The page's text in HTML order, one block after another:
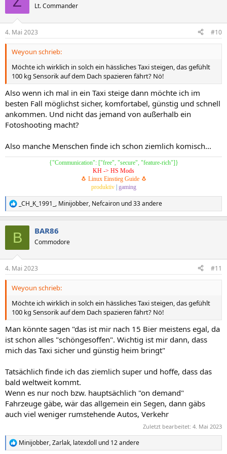
e
n
Lt. Commander
4. Mai 2023 #10
Weyoun schrieb:
Möchte ich wirklich in solch ein hässliches Taxi steigen, das gefühlt
100 kg Sensorik auf dem Dach spazieren fährt? Nö!
Also wenn ich mal in ein Taxi steige dann möchte ich im
besten Fall möglichst sicher, komfortabel, günstig und schnell
ankommen. Und nicht das jemand von außerhalb ein
Fotoshooting macht?
Also manche Menschen finde ich schon ziemlich komisch...
{"Communication": ["free", "secure", "feature-rich"]}
KH -> HS Mods
🐧 Linux Einstieg Guide 🐧
produktiv| gaming
R
e
e
n
_CH_K_1991_ , Minijobber, Nefcairon und 33 andere
B BAR86
Commodore
4. Mai 2023 #11
Weyoun schrieb:
Möchte ich wirklich in solch ein hässliches Taxi steigen, das gefühlt
100 kg Sensorik auf dem Dach spazieren fährt? Nö!
Man könnte sagen "das ist mir nach 15 Bier meistens egal, da
ist schon alles "schöngesoffen". Wichtig ist mir dann, dass
mich das Taxi sicher und günstig heim bringt"
Tatsächlich finde ich das ziemlich super und hoffe, dass das
bald weltweit kommt.
Wenn es nur noch bzw. hauptsächlich "on demand"
Fahrzeuge gäbe, wär das allgemein ein Segen, dann gäbs
auch viel weniger rumstehende Autos, Verkehr
Zuletzt bearbeitet: 4. Mai 2023
R
Minijobber,Zarlak, latexdoll und 12 andere